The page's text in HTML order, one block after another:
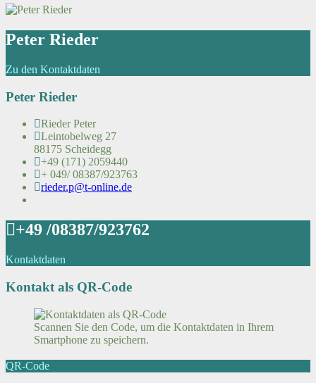
Peter Rieder
Zu den Kontaktdaten
Peter Rieder
Rieder Peter
Leintobelweg 27
88175 Scheidegg
+49 (171) 2059440
+ 049/ 08387/923763
rieder.p@t-online.de
+49 /08387/923762
Kontaktdaten
Kontakt als QR-Code
Scannen Sie den Code, um die Kontaktdaten in Ihrem
Smartphone zu speichern.
QR-Code